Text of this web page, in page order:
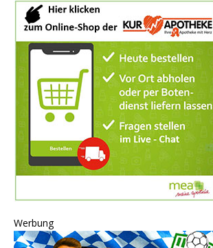
Werbung